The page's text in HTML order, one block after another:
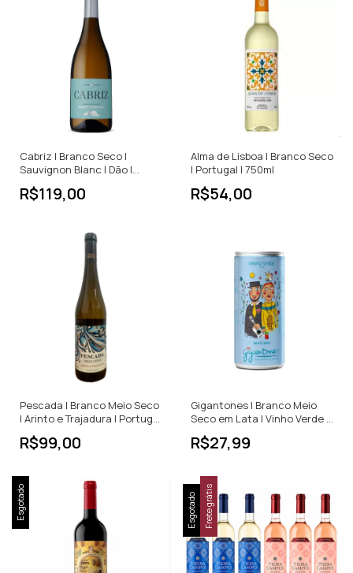
Cabriz | Branco Seco |
Sauvignon Blanc | Dão |
Portugal | 750ml
R$119,00
Alma de Lisboa | Branco Seco
| Portugal | 750ml
R$54,00
Pescada | Branco Meio Seco
| Arinto e Trajadura | Portugal
R$99,00
Gigantones | Branco Meio
Seco em Lata | Vinho Verde |
R$27,99
Esgotado Esgotado Frete grátis